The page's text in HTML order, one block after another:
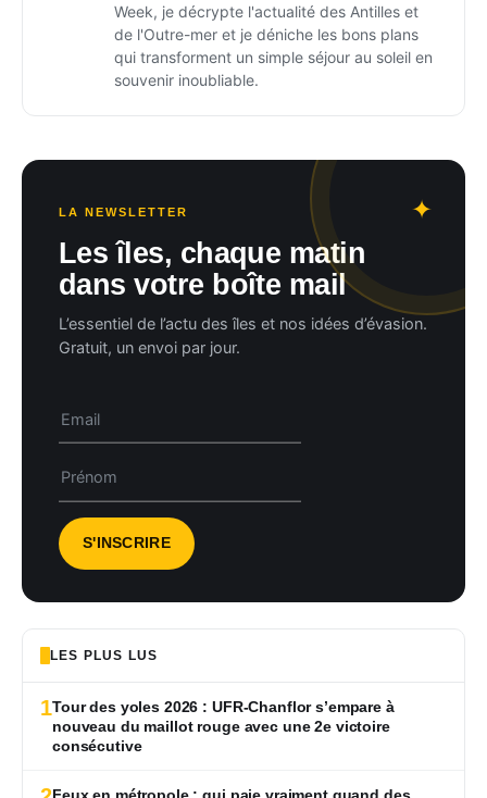
Week, je décrypte l'actualité des Antilles et
de l'Outre-mer et je déniche les bons plans
qui transforment un simple séjour au soleil en
souvenir inoubliable.
LA NEWSLETTER
Les îles, chaque matin
dans votre boîte mail
L’essentiel de l’actu des îles et nos idées d’évasion.
Gratuit, un envoi par jour.
LES PLUS LUS
1Tour des yoles 2026 : UFR-Chanflor s’empare à
nouveau du maillot rouge avec une 2e victoire
consécutive
Feux en métropole : qui paie vraiment quand des